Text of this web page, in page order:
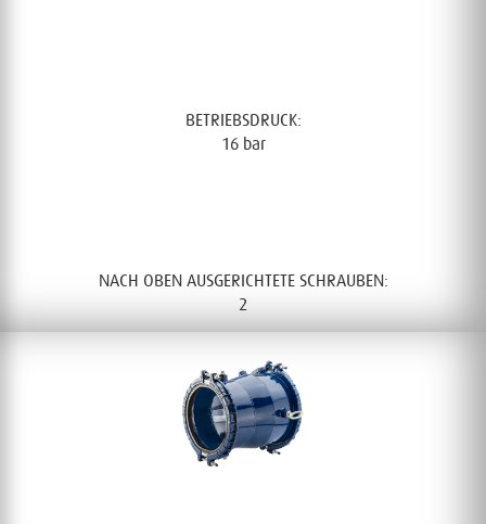
BETRIEBSDRUCK:
16 bar
NACH OBEN AUSGERICHTETE SCHRAUBEN:
2